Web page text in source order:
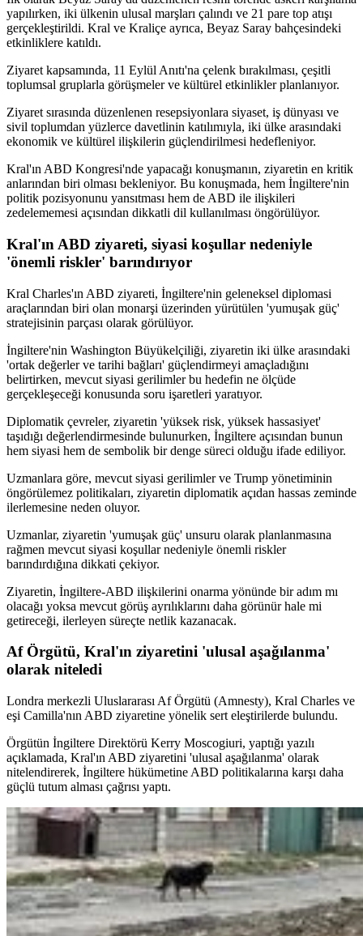
yapılırken, iki ülkenin ulusal marşları çalındı ve 21 pare top atışı
gerçekleştirildi. Kral ve Kraliçe ayrıca, Beyaz Saray bahçesindeki
etkinliklere katıldı.
Ziyaret kapsamında, 11 Eylül Anıtı'na çelenk bırakılması, çeşitli
toplumsal gruplarla görüşmeler ve kültürel etkinlikler planlanıyor.
Ziyaret sırasında düzenlenen resepsiyonlara siyaset, iş dünyası ve
sivil toplumdan yüzlerce davetlinin katılımıyla, iki ülke arasındaki
ekonomik ve kültürel ilişkilerin güçlendirilmesi hedefleniyor.
Kral'ın ABD Kongresi'nde yapacağı konuşmanın, ziyaretin en kritik
anlarından biri olması bekleniyor. Bu konuşmada, hem İngiltere'nin
politik pozisyonunu yansıtması hem de ABD ile ilişkileri
zedelememesi açısından dikkatli dil kullanılması öngörülüyor.
Kral'ın ABD ziyareti, siyasi koşullar nedeniyle
'önemli riskler' barındırıyor
Kral Charles'ın ABD ziyareti, İngiltere'nin geleneksel diplomasi
araçlarından biri olan monarşi üzerinden yürütülen 'yumuşak güç'
stratejisinin parçası olarak görülüyor.
İngiltere'nin Washington Büyükelçiliği, ziyaretin iki ülke arasındaki
'ortak değerler ve tarihi bağları' güçlendirmeyi amaçladığını
belirtirken, mevcut siyasi gerilimler bu hedefin ne ölçüde
gerçekleşeceği konusunda soru işaretleri yaratıyor.
Diplomatik çevreler, ziyaretin 'yüksek risk, yüksek hassasiyet'
taşıdığı değerlendirmesinde bulunurken, İngiltere açısından bunun
hem siyasi hem de sembolik bir denge süreci olduğu ifade ediliyor.
Uzmanlara göre, mevcut siyasi gerilimler ve Trump yönetiminin
öngörülemez politikaları, ziyaretin diplomatik açıdan hassas zeminde
ilerlemesine neden oluyor.
Uzmanlar, ziyaretin 'yumuşak güç' unsuru olarak planlanmasına
rağmen mevcut siyasi koşullar nedeniyle önemli riskler
barındırdığına dikkati çekiyor.
Ziyaretin, İngiltere-ABD ilişkilerini onarma yönünde bir adım mı
olacağı yoksa mevcut görüş ayrılıklarını daha görünür hale mi
getireceği, ilerleyen süreçte netlik kazanacak.
Af Örgütü, Kral'ın ziyaretini 'ulusal aşağılanma'
olarak niteledi
Londra merkezli Uluslararası Af Örgütü (Amnesty), Kral Charles ve
eşi Camilla'nın ABD ziyaretine yönelik sert eleştirilerde bulundu.
Örgütün İngiltere Direktörü Kerry Moscogiuri, yaptığı yazılı
açıklamada, Kral'ın ABD ziyaretini 'ulusal aşağılanma' olarak
nitelendirerek, İngiltere hükümetine ABD politikalarına karşı daha
güçlü tutum alması çağrısı yaptı.